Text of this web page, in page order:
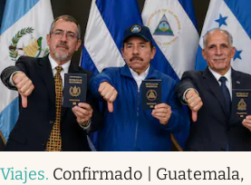
Viajes. Confirmado | Guatemala,